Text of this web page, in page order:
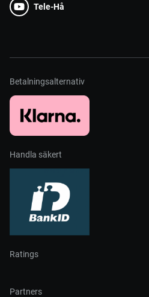
Tele-Hå
Betalningsalternativ
Handla säkert
Ratings
Partners